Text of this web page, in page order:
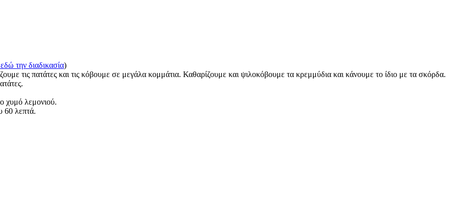
εδώ την διαδικασία)
τις πατάτες και τις κόβουμε σε μεγάλα κομμάτια. Καθαρίζουμε και ψιλοκόβουμε τα κρεμμύδια και κάνουμε το ίδιο με τα σκόρδα.
χυμό λεμονιού.
60 λεπτά.